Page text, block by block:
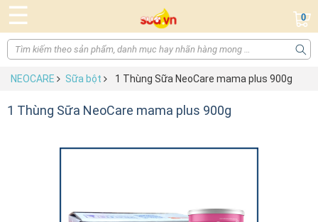
☰ 0
NEOCARE Sữa bột 1 Thùng Sữa NeoCare mama plus 900g
1 Thùng Sữa NeoCare mama plus 900g